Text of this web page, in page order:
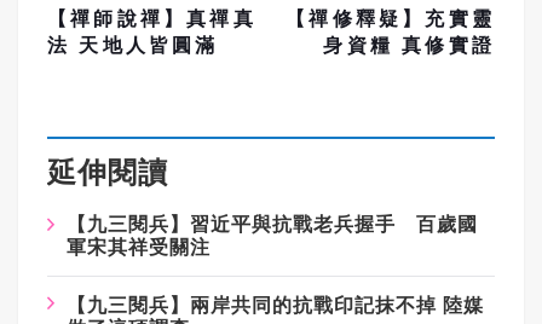
【禪師說禪】真禪真
法 天地人皆圓滿
【禪修釋疑】充實靈
身資糧 真修實證
延伸閱讀
【九三閱兵】習近平與抗戰老兵握手 百歲國
軍宋其祥受關注
【九三閱兵】兩岸共同的抗戰印記抹不掉 陸媒